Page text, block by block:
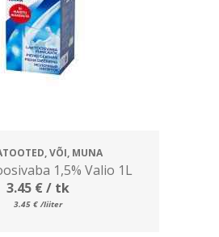
VÕI, MUNA
1,5% Valio 1L
3.45 €/ tk
3.45 € /liiter